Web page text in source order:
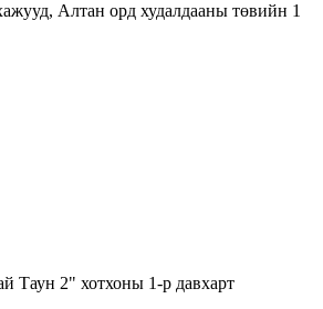
Алтан орд худалдааны төвийн 1
Таун 2" хотхоны 1-р давхарт